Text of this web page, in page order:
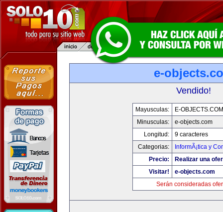
e-
Vendido!
Mayusculas:
E-OBJECTS.COM
Minusculas:
e-objects.com
Longitud:
9 caracteres
Categorias:
InformÃ¡tica y
Precio:
Realizar una
Visitar!
e-objects.com
Serán consideradas